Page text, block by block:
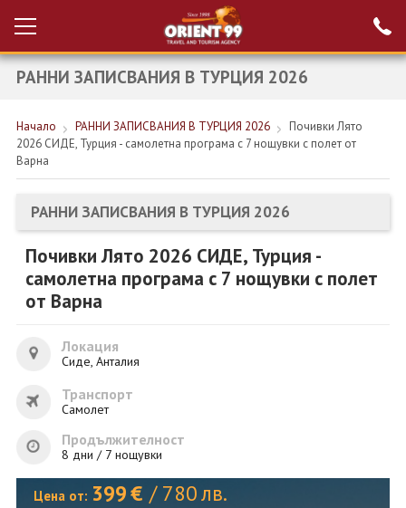
Вход за агенти
Проверка на
резервация
РАННИ ЗАПИСВАНИЯ ТУРЦИЯ
НОВА ГОДИНА ТУРЦИЯ
НОВА ГОДИНА
КРУИЗИ
ЕКЗОТИКА
ЕКСКУРЗИИ
ОЩЕ
ЗА НАС
РАННИ ЗАПИСВАНИЯ В ТУРЦИЯ 2026
Начало РАННИ ЗАПИСВАНИЯ В ТУРЦИЯ 2026
Почивки Лято
2026 СИДЕ, Турция - самолетна програма с 7 нощувки с полет от
Варна
РАННИ ЗАПИСВАНИЯ В ТУРЦИЯ 2026
Почивки Лято 2026 СИДЕ, Турция -
самолетна програма с 7 нощувки с полет
от Варна
Локация
Сиде, Анталия
Транспорт
Самолет
Продължителност
8 дни / 7 нощувки
Цена от: 399€ / 780лв.